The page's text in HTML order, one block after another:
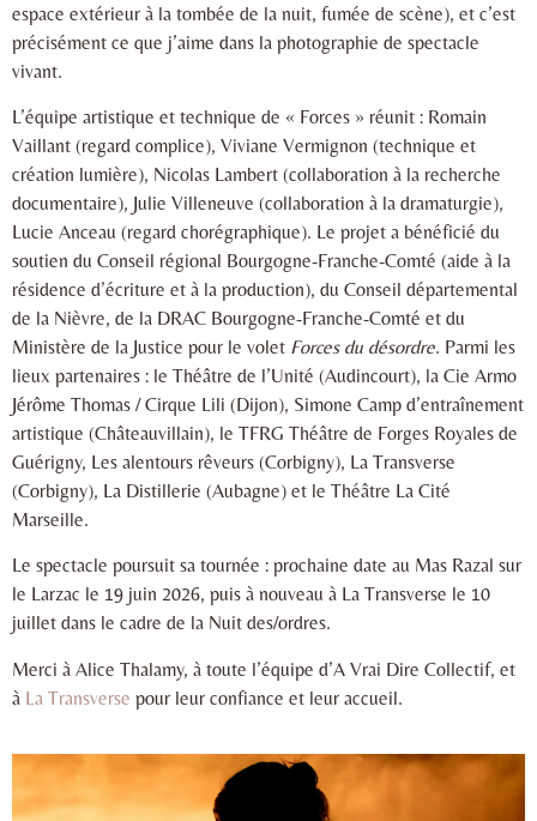
espace extérieur à la tombée de la nuit, fumée de scène), et c’est
précisément ce que j’aime dans la photographie de spectacle
vivant.
L’équipe artistique et technique de « Forces » réunit : Romain
Vaillant (regard complice), Viviane Vermignon (technique et
création lumière), Nicolas Lambert (collaboration à la recherche
documentaire), Julie Villeneuve (collaboration à la dramaturgie),
Lucie Anceau (regard chorégraphique). Le projet a bénéficié du
soutien du Conseil régional Bourgogne-Franche-Comté (aide à la
résidence d’écriture et à la production), du Conseil départemental
de la Nièvre, de la DRAC Bourgogne-Franche-Comté et du
Ministère de la Justice pour le volet Forces du désordre. Parmi les
lieux partenaires : le Théâtre de l’Unité (Audincourt), la Cie Armo
Jérôme Thomas / Cirque Lili (Dijon), Simone Camp d’entraînement
artistique (Châteauvillain), le TFRG Théâtre de Forges Royales de
Guérigny, Les alentours rêveurs (Corbigny), La Transverse
(Corbigny), La Distillerie (Aubagne) et le Théâtre La Cité
Marseille.
Le spectacle poursuit sa tournée : prochaine date au Mas Razal sur
le Larzac le 19 juin 2026, puis à nouveau à La Transverse le 10
juillet dans le cadre de la Nuit des/ordres.
Merci à Alice Thalamy, à toute l’équipe d’A Vrai Dire Collectif, et
à La Transverse pour leur confiance et leur accueil.